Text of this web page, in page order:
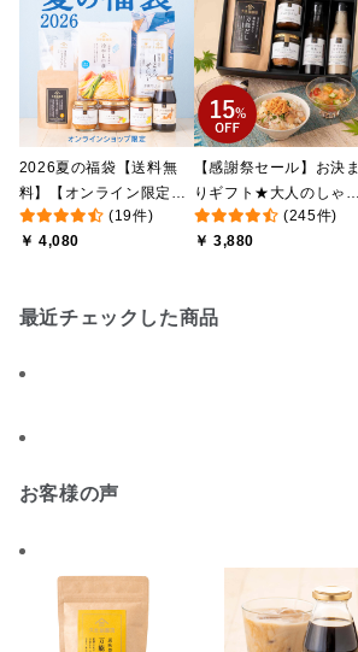
2026夏の福袋【送料無
料】【オンライン限定】
【ポイントキャンペーン
実施中】【のし・ラッピ
(19件)
￥ 4,080
【感謝祭セール】お決ま
りギフト★大人のしゃけ
しゃけめんたい入り【送
料込/沖縄県送料別途】
(245件)
￥ 3,880
最近チェックした商品
お客様の声